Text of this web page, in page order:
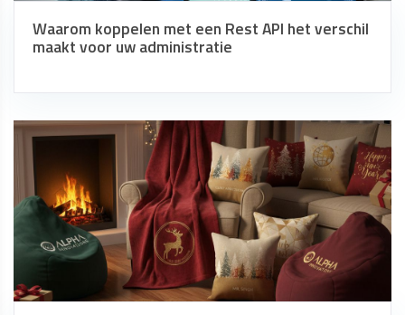
Waarom koppelen met een Rest API het verschil
maakt voor uw administratie